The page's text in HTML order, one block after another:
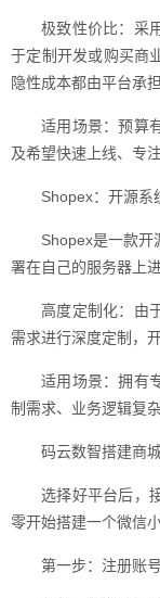
极致性价比：采
于定制开发或购买商
隐性成本都由平台承
适用场景：预算
及希望快速上线、专
Shopex：开源系
Shopex是一款开
署在自己的服务器上
高度定制化：由
需求进行深度定制，
适用场景：拥有
制需求、业务逻辑复
码云数智搭建商
选择好平台后，
零开始搭建一个微信
第一步：注册账